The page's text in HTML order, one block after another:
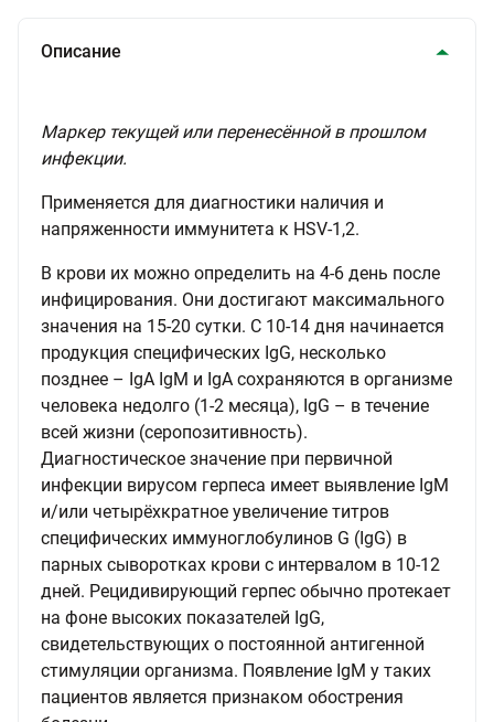
Описание
Маркер текущей или перенесённой в прошлом
инфекции.
Применяется для диагностики наличия и
напряженности иммунитета к HSV-1,2.
В крови их можно определить на 4-6 день после
инфицирования. Они достигают максимального
значения на 15-20 сутки. С 10-14 дня начинается
продукция специфических IgG, несколько
позднее – IgA IgM и IgA сохраняются в организме
человека недолго (1-2 месяца), IgG – в течение
всей жизни (серопозитивность).
Диагностическое значение при первичной
инфекции вирусом герпеса имеет выявление IgM
и/или четырёхкратное увеличение титров
специфических иммуноглобулинов G (IgG) в
парных сыворотках крови с интервалом в 10-12
дней. Рецидивирующий герпес обычно протекает
на фоне высоких показателей IgG,
свидетельствующих о постоянной антигенной
стимуляции организма. Появление IgM у таких
пациентов является признаком обострения